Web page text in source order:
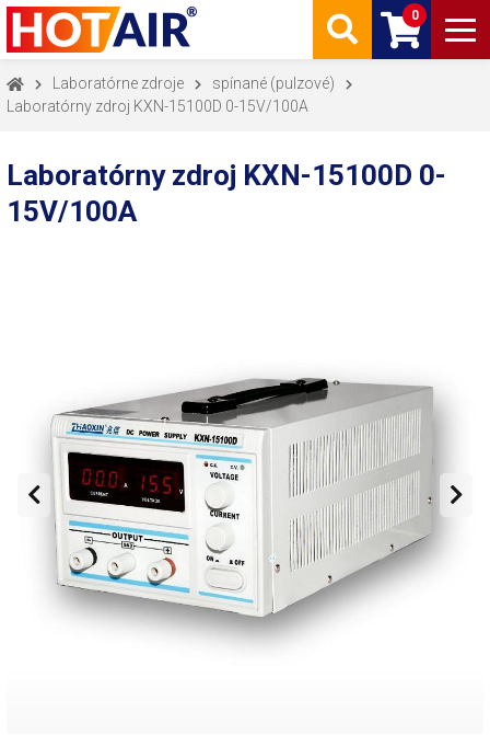
0
Laboratórne zdroje
spínané (pulzové)
Laboratórny zdroj KXN-15100D 0-15V/100A
Laboratórny zdroj KXN-15100D 0-
15V/100A